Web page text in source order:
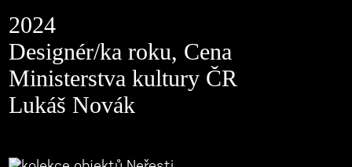
2024
Designér/ka roku, Cena
Ministerstva kultury ČR
Lukáš Novák